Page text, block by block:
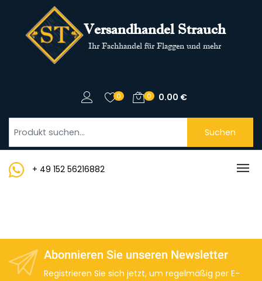
Versandhandel Strauch
Ihr Fachhandel für Flaggen und mehr
0 0 0.00 €
Suchen
+ 49 152 56216882
Abonnieren Sie unseren Newsletter
Registrieren Sie sich jetzt, um regelmäßig per E-